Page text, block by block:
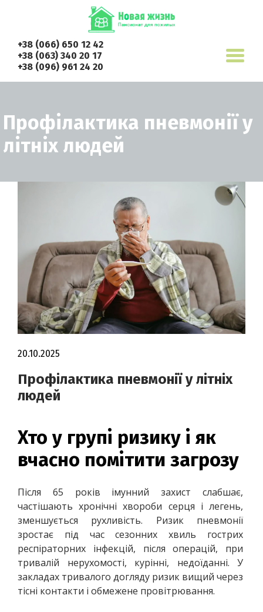
+38 (066) 650 12 42
+38 (063) 340 20 17
+38 (096) 961 24 20
Профілактика пневмонії у
літніх людей
20.10.2025
Профілактика пневмонії у літніх
людей
Хто у групі ризику і як
вчасно помітити загрозу
Після 65 років імунний захист слабшає,
частішають хронічні хвороби серця і легень,
зменшується рухливість. Ризик пневмонії
зростає під час сезонних хвиль гострих
респіраторних інфекцій, після операцій, при
тривалій нерухомості, курінні, недоїданні. У
закладах тривалого догляду ризик вищий через
тісні контакти і обмежене провітрювання.